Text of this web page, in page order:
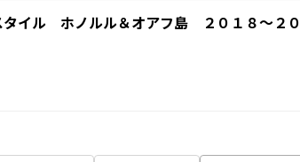
イル ホノルル＆オアフ島 ２０１８～２０